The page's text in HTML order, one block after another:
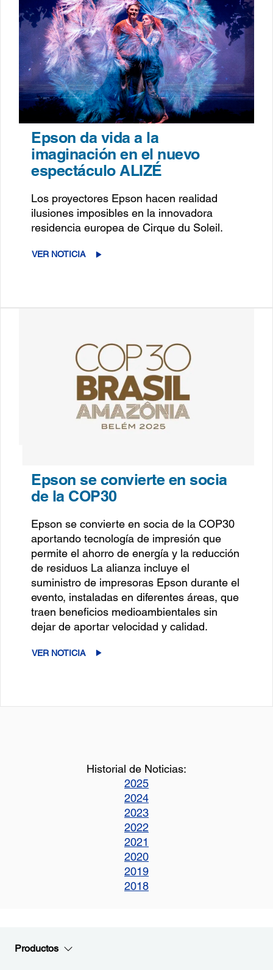
Epson da vida a la
imaginación en el nuevo
espectáculo ALIZÉ
Los proyectores Epson hacen realidad
ilusiones imposibles en la innovadora
residencia europea de Cirque du Soleil.
VER NOTICIA
Epson se convierte en socia
de la COP30
Epson se convierte en socia de la COP30
aportando tecnología de impresión que
permite el ahorro de energía y la reducción
de residuos La alianza incluye el
suministro de impresoras Epson durante el
evento, instaladas en diferentes áreas, que
traen beneficios medioambientales sin
dejar de aportar velocidad y calidad.
VER NOTICIA
Historial de Noticias:
2025
2024
2023
2022
2021
2020
2019
2018
Productos